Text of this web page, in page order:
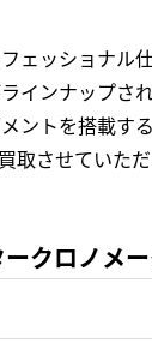
ェッショナ
インナップ
ントを搭載
させていただ
ークロノ